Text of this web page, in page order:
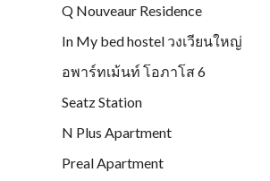
Q Nouveaur Residence
In My bed hostel วงเวียนใหญ่
อพาร์ทเม้นท์ โอภาโส 6
Seatz Station
N Plus Apartment
Preal Apartment